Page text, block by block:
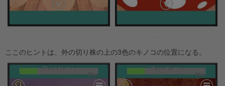
ここのヒントは、外の切り株の上の3色のキノコの位置になる。